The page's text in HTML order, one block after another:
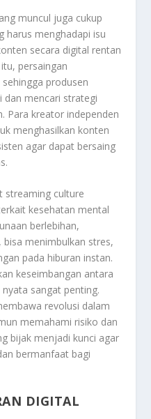
muncul juga cukup
harus menghadapi isu
secara digital rentan
persaingan
produsen
dan mencari strategi
Para kreator independen
menghasilkan konten
agar dapat bersaing
streaming culture
kesehatan mental
berlebihan,
menimbulkan stres,
pada hiburan instan.
keseimbangan antara
sangat penting.
revolusi dalam
memahami risiko dan
bijak menjadi kunci agar
bermanfaat bagi
DIGITAL